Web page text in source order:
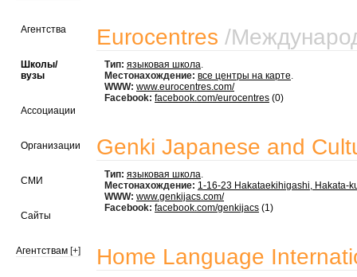
Агентства
Школы/
вузы
Ассоциации
Организации
СМИ
Сайты
Агентствам [+]
Eurocentres /
Тип: языковая школа.
Местонахождение: все центры на карте.
WWW: www.eurocentres.com/
Facebook: facebook.com/eurocentres (0)
Genki Japanese and
Тип: языковая школа.
Местонахождение: 1-16-23 Hakataekihigashi, Hakata-
WWW: www.genkijacs.com/
Facebook: facebook.com/genkijacs (1)
Home Language